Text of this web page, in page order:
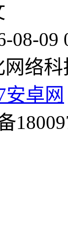
08-09
网络
安卓网